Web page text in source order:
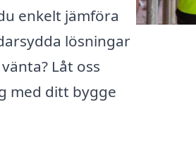
enkelt jämföra
lösningar
Låt oss
med ditt bygge